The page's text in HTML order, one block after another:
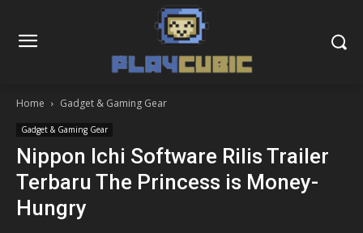
Home Gadget & Gaming Gear
Gadget & Gaming Gear
Nippon Ichi Software Rilis Trailer
Terbaru The Princess is Money-
Hungry